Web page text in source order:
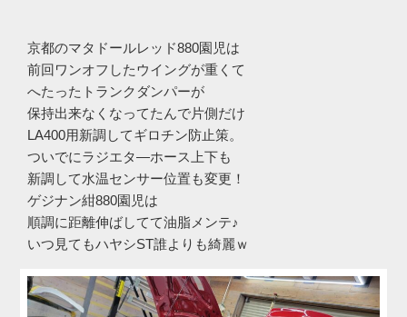
京都のマタドールレッド880園児は
前回ワンオフしたウイングが重くて
へたったトランクダンパーが
保持出来なくなってたんで片側だけ
LA400用新調してギロチン防止策。
ついでにラジエタ―ホース上下も
新調して水温センサー位置も変更！
ゲジナン紺880園児は
順調に距離伸ばしてて油脂メンテ♪
いつ見てもハヤシST誰よりも綺麗ｗ